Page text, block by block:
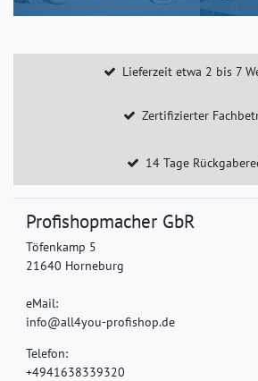
Lieferzeit etwa 2 bis 7
Zertifizierter
14 Tage
Profishopmacher GbR
Töfenkamp 5
21640 Horneburg
eMail:
info@all4you-profishop.de
Telefon:
+4941638339320